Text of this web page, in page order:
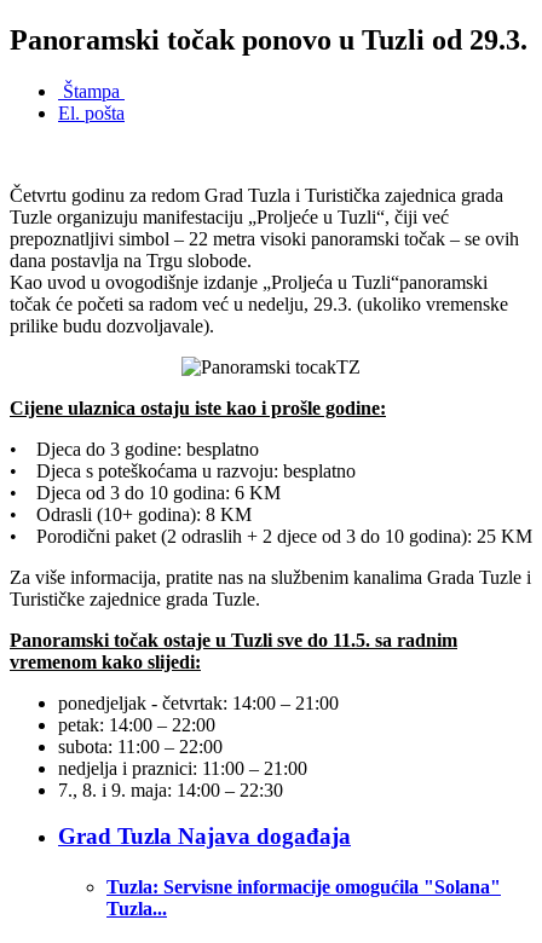
Panoramski točak ponovo u Tuzli od 29.3.
Štampa
El. pošta
Četvrtu godinu za redom Grad Tuzla i Turistička zajednica grada
Tuzle organizuju manifestaciju „Proljeće u Tuzli“, čiji već
prepoznatljivi simbol – 22 metra visoki panoramski točak – se ovih
dana postavlja na Trgu slobode.
Kao uvod u ovogodišnje izdanje „Proljeća u Tuzli“panoramski
točak će početi sa radom već u nedelju, 29.3. (ukoliko vremenske
prilike budu dozvoljavale).
Cijene ulaznica ostaju iste kao i prošle godine:
• Djeca do 3 godine: besplatno
• Djeca s poteškoćama u razvoju: besplatno
• Djeca od 3 do 10 godina: 6 KM
• Odrasli (10+ godina): 8 KM
• Porodični paket (2 odraslih + 2 djece od 3 do 10 godina): 25 KM
Za više informacija, pratite nas na službenim kanalima Grada Tuzle i
Turističke zajednice grada Tuzle.
Panoramski točak ostaje u Tuzli sve do 11.5. sa radnim
vremenom kako slijedi:
ponedjeljak - četvrtak: 14:00 – 21:00
petak: 14:00 – 22:00
subota: 11:00 – 22:00
nedjelja i praznici: 11:00 – 21:00
7., 8. i 9. maja: 14:00 – 22:30
Grad Tuzla Najava događaja
Tuzla: Servisne informacije omogućila "Solana"
Tuzla...